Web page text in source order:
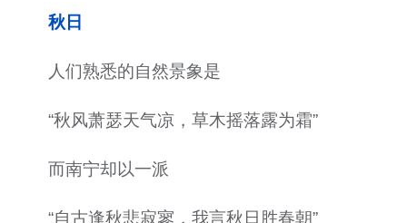
秋日
人们熟悉的自然景象是
“秋风萧瑟天气凉，草木摇落露为霜”
而南宁却以一派
“自古逢秋悲寂寥，我言秋日胜春朝”